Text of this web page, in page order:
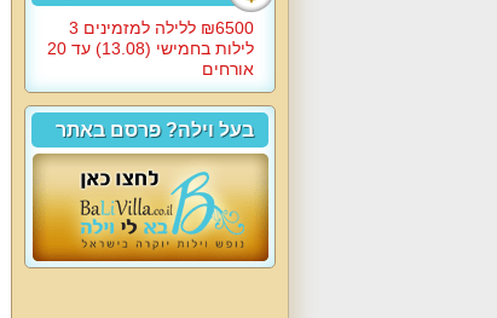
6500‏₪ ללילה למזמינים 3
לילות בחמישי (13.08) עד 20
אורחים
בעל וילה? פרסם באתר